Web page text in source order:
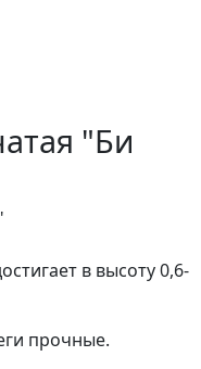
"Би
в высоту 0,6-
прочные.